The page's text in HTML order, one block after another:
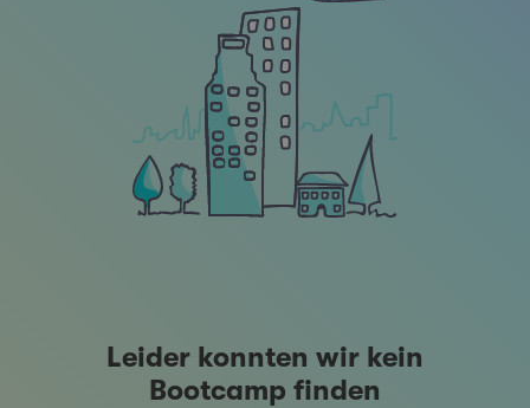
Leider konnten wir kein
Bootcamp finden